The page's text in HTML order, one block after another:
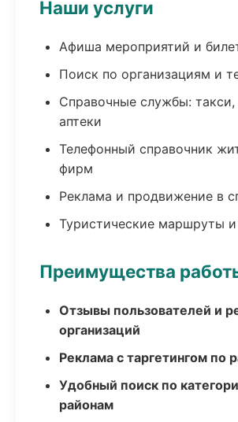
Наши услуги
Афиша мероприятий и
Поиск по организациям и
Справочные службы: такси,
аптеки
Телефонный справочник
фирм
Реклама и продвижение в
Туристические маршруты
Преимущества
Отзывы пользователей и
организаций
Реклама с таргетингом по
Удобный поиск по
районам